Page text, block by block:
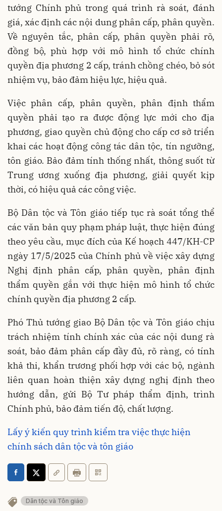
tướng Chính phủ trong quá trình rà soát, đánh
giá, xác định các nội dung phân cấp, phân quyền.
Về nguyên tắc, phân cấp, phân quyền phải rõ,
đồng bộ, phù hợp với mô hình tổ chức chính
quyền địa phương 2 cấp, tránh chồng chéo, bỏ sót
nhiệm vụ, bảo đảm hiệu lực, hiệu quả.
Việc phân cấp, phân quyền, phân định thẩm
quyền phải tạo ra được động lực mới cho địa
phương, giao quyền chủ động cho cấp cơ sở triển
khai các hoạt động công tác dân tộc, tín ngưỡng,
tôn giáo. Bảo đảm tính thống nhất, thông suốt từ
Trung ương xuống địa phương, giải quyết kịp
thời, có hiệu quả các công việc.
Bộ Dân tộc và Tôn giáo tiếp tục rà soát tổng thể
các văn bản quy phạm pháp luật, thực hiện đúng
theo yêu cầu, mục đích của Kế hoạch 447/KH-CP
ngày 17/5/2025 của Chính phủ về việc xây dựng
Nghị định phân cấp, phân quyền, phân định
thẩm quyền gắn với thực hiện mô hình tổ chức
chính quyền địa phương 2 cấp.
Phó Thủ tướng giao Bộ Dân tộc và Tôn giáo chịu
trách nhiệm tính chính xác của các nội dung rà
soát, bảo đảm phân cấp đầy đủ, rõ ràng, có tính
khả thi, khẩn trương phối hợp với các bộ, ngành
liên quan hoàn thiện xây dựng nghị định theo
hướng dẫn, gửi Bộ Tư pháp thẩm định, trình
Chính phủ, bảo đảm tiến độ, chất lượng.
Lấy ý kiến quy trình kiểm tra việc thực hiện
chính sách dân tộc và tôn giáo
Dân tộc và Tôn giáo